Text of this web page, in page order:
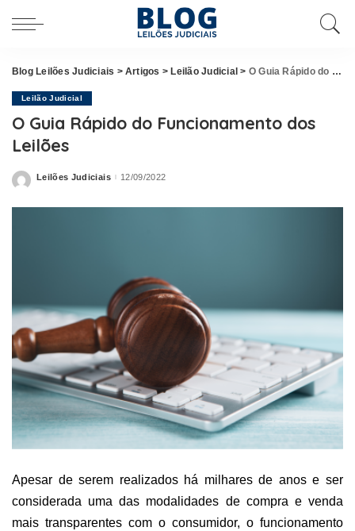
Blog Leilões Judiciais >Artigos > Leilão Judicial > O Guia Rápido do Funcionamento dos Leilões
Leilão Judicial
O Guia Rápido do Funcionamento dos
Leilões
Posted
Leilões Judiciais 12/09/2022
Apesar de serem realizados há milhares de anos e ser
considerada uma das modalidades de compra e venda
mais transparentes com o consumidor, o funcionamento